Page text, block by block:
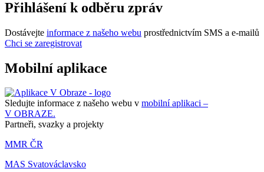
Přihlášení k odběru zpráv
Dostávejte informace z našeho webu prostřednictvím SMS a e-mailů
Chci se zaregistrovat
Mobilní aplikace
Sledujte informace z našeho webu v mobilní aplikaci –
V OBRAZE.
Partneři, svazky a projekty
MMR ČR
MAS Svatováclavsko